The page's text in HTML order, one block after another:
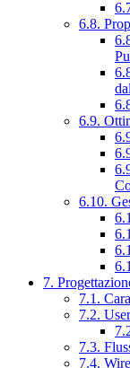
6.8.
6.9.
6.10.
7.
7.1.
7.2.
7.3.
7.4.